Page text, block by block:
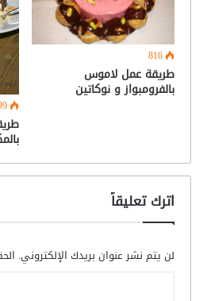
816
طريقة عمل لاموس
بالفرومبواز و نوكاتين
اترك تعليقاً
لن يتم نشر عنوان بريدك الإلكتروني.